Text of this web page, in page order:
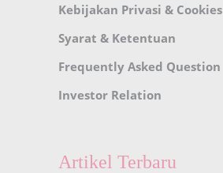
Kebijakan Privasi & Cookies
Syarat & Ketentuan
Frequently Asked Question
Investor Relation
Artikel Terbaru